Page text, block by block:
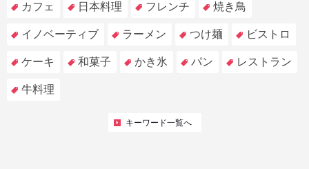
カフェ 日本料理 フレンチ 焼き鳥
イノベーティブ ラーメン つけ麺 ビストロ
ケーキ 和菓子 かき氷 パン レストラン
牛料理
キーワード一覧へ